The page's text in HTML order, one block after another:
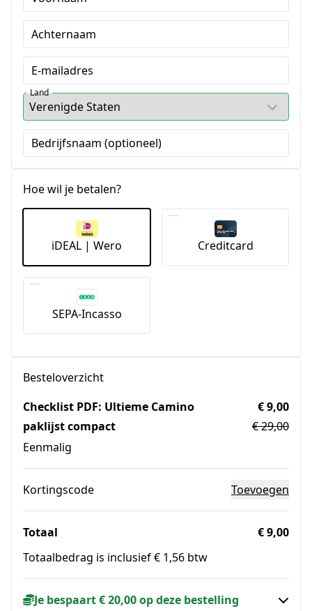
Achternaam
E-mailadres
Land
Bedrijfsnaam (optioneel)
Hoe wil je betalen?
iDEAL | Wero Creditcard
SEPA-Incasso
Besteloverzicht
Checklist PDF: Ultieme Camino
paklijst compact
Eenmalig
€ 9,00
€ 29,00
Kortingscode Toevoegen
Totaal
€ 9,00
Totaalbedrag is inclusief € 1,56 btw
Je bespaart € 20,00 op deze bestelling